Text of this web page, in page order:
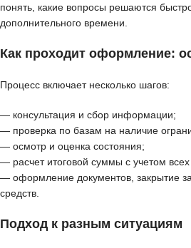
понять, какие вопросы решаются
дополнительного времени.
Как проходит оформление:
Процесс включает несколько шагов:
— консультация и сбор информации;
— проверка по базам на наличие
— осмотр и оценка состояния;
— расчет итоговой суммы с учетом
— оформление документов, закрытие
средств.
Подход к разным ситуациям